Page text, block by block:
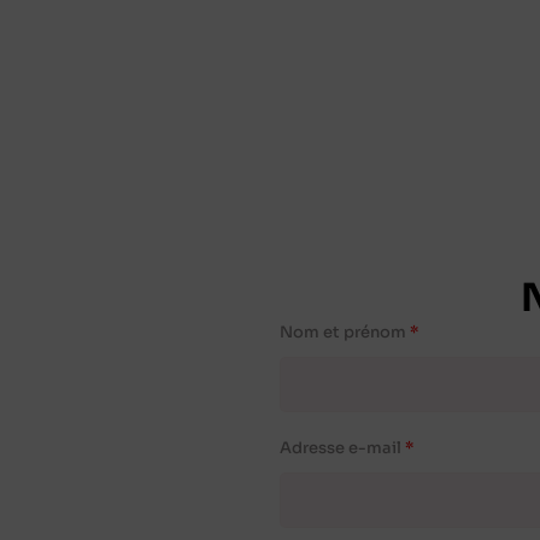
Nom et prénom
Adresse e-mail